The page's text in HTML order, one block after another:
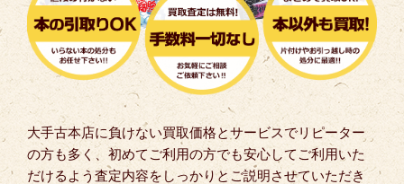
大手古本店に負けない買取価格とサービスでリピーター
の方も多く、初めてご利用の方でも安心してご利用いた
だけるよう査定内容をしっかりとご説明させていただき